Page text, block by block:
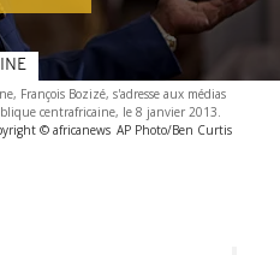
François Bozizé, s'adresse aux médias
centrafricaine, le 8 janvier 2013.
© africanews AP Photo/Ben Curtis